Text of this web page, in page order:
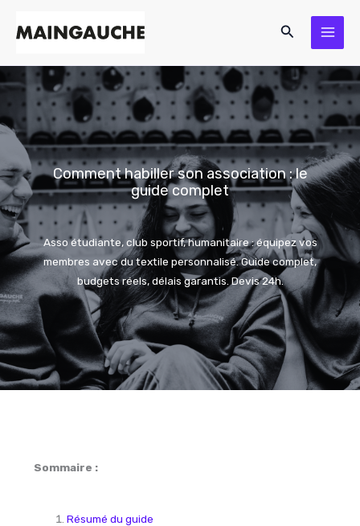
Rechercher
Comment habiller son association : le
guide complet
Asso étudiante, club sportif, humanitaire : équipez vos
membres avec du textile personnalisé. Guide complet,
budgets réels, délais garantis. Devis 24h.
Sommaire :
Résumé du guide